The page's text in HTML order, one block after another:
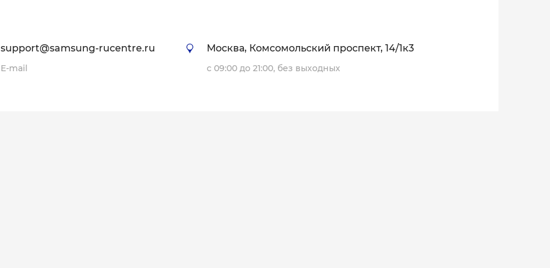
support@samsung-rucentre.ru
E-mail
Москва, Комсомольский проспект, 14/1к3
с 09:00 до 21:00, без выходных